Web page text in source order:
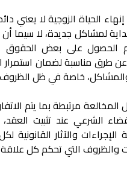
الحياة الزوجية لا يعني
لمشاكل جديدة، لا سيما
الحصول على بعض الحقوق
طرق مناسبة لضمان استمرار
خاصة في ظل الظروف
مرتبطة بما يتم
الشرعي عند تثبيت
والآثار
والظروف التي تحكم كل